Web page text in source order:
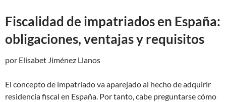
Fiscalidad de impatriados en España:
obligaciones, ventajas y requisitos
por Elisabet Jiménez Llanos
El concepto de impatriado va aparejado al hecho de adquirir
residencia fiscal en España. Por tanto, cabe preguntarse cómo